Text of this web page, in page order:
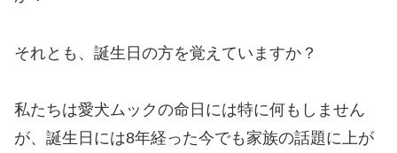
それとも、誕生日の方を覚えていますか？
私たちは愛犬ムックの命日には特に何もしません
が、誕生日には8年経った今でも家族の話題に上が